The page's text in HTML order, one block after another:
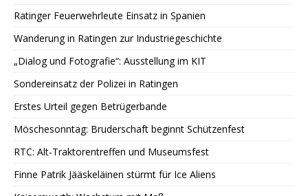
Ratinger Feuerwehrleute Einsatz in Spanien
Wanderung in Ratingen zur Industriegeschichte
„Dialog und Fotografie“: Ausstellung im KIT
Sondereinsatz der Polizei in Ratingen
Erstes Urteil gegen Betrügerbande
Möschesonntag: Bruderschaft beginnt Schützenfest
RTC: Alt-Traktorentreffen und Museumsfest
Finne Patrik Jääskeläinen stürmt für Ice Aliens